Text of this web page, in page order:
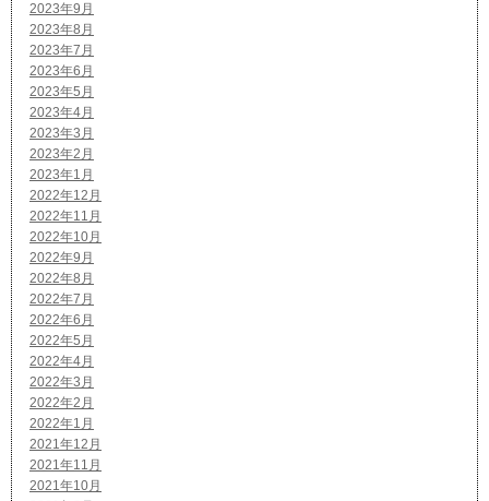
2023年9月
2023年8月
2023年7月
2023年6月
2023年5月
2023年4月
2023年3月
2023年2月
2023年1月
2022年12月
2022年11月
2022年10月
2022年9月
2022年8月
2022年7月
2022年6月
2022年5月
2022年4月
2022年3月
2022年2月
2022年1月
2021年12月
2021年11月
2021年10月